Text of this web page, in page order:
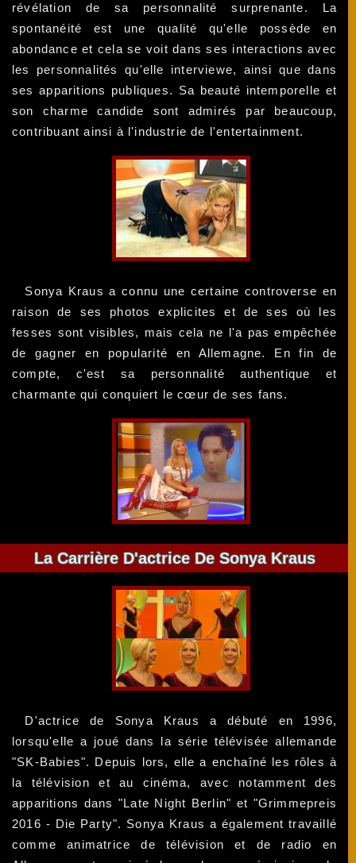
révélation de sa personnalité surprenante. La
spontanéité est une qualité qu'elle possède en
abondance et cela se voit dans ses interactions avec
les personnalités qu'elle interviewe, ainsi que dans
ses apparitions publiques. Sa beauté intemporelle et
son charme candide sont admirés par beaucoup,
contribuant ainsi à l'industrie de l'entertainment.
Sonya Kraus a connu une certaine controverse en
raison de ses photos explicites et de ses où les
fesses sont visibles, mais cela ne l'a pas empêchée
de gagner en popularité en Allemagne. En fin de
compte, c'est sa personnalité authentique et
charmante qui conquiert le cœur de ses fans.
La Carrière D'actrice De Sonya Kraus
D'actrice de Sonya Kraus a débuté en 1996,
lorsqu'elle a joué dans la série télévisée allemande
"SK-Babies". Depuis lors, elle a enchaîné les rôles à
la télévision et au cinéma, avec notamment des
apparitions dans "Late Night Berlin" et "Grimmepreis
2016 - Die Party". Sonya Kraus a également travaillé
comme animatrice de télévision et de radio en